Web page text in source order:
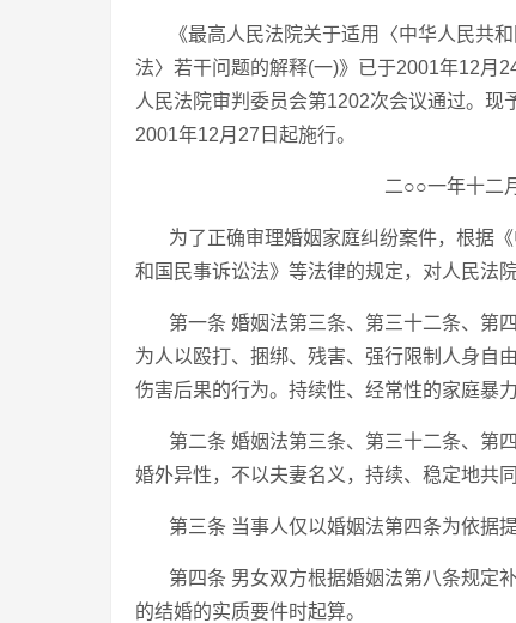
《最高人民法院关于适用〈中华人民共
法〉若干问题的解释(一)》已于2001年12月
人民法院审判委员会第1202次会议通过。现
2001年12月27日起施行。
二○○一年十二
为了正确审理婚姻家庭纠纷案件，根据
和国民事诉讼法》等法律的规定，对人民法
第一条 婚姻法第三条、第三十二条、第
为人以殴打、捆绑、残害、强行限制人身自
伤害后果的行为。持续性、经常性的家庭暴
第二条 婚姻法第三条、第三十二条、第
婚外异性，不以夫妻名义，持续、稳定地共同
第三条 当事人仅以婚姻法第四条为依据
第四条 男女双方根据婚姻法第八条规定
的结婚的实质要件时起算。